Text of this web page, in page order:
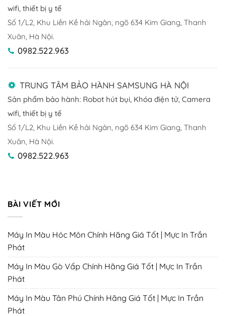
wifi, thiết bị y tế
Số 1/L2, Khu Liền Kề hải Ngân, ngõ 634 Kim Giang, Thanh
Xuân, Hà Nội.
0982.522.963
TRUNG TÂM BẢO HÀNH SAMSUNG HÀ NỘI
Sản phẩm bảo hành: Robot hút bụi, Khóa điện tử, Camera
wifi, thiết bị y tế
Số 1/L2, Khu Liền Kề hải Ngân, ngõ 634 Kim Giang, Thanh
Xuân, Hà Nội.
0982.522.963
BÀI VIẾT MỚI
Máy In Màu Hóc Môn Chính Hãng Giá Tốt | Mực In Trần
Phát
Máy In Màu Gò Vấp Chính Hãng Giá Tốt | Mực In Trần
Phát
Máy In Màu Tân Phú Chính Hãng Giá Tốt | Mực In Trần
Phát